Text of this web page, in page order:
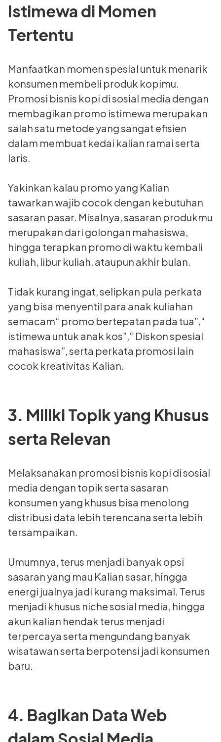
Istimewa di Momen
Tertentu
Manfaatkan momen spesial untuk menarik
konsumen membeli produk kopimu.
Promosi bisnis kopi di sosial media dengan
membagikan promo istimewa merupakan
salah satu metode yang sangat efisien
dalam membuat kedai kalian ramai serta
laris.
Yakinkan kalau promo yang Kalian
tawarkan wajib cocok dengan kebutuhan
sasaran pasar. Misalnya, sasaran produkmu
merupakan dari golongan mahasiswa,
hingga terapkan promo di waktu kembali
kuliah, libur kuliah, ataupun akhir bulan.
Tidak kurang ingat, selipkan pula perkata
yang bisa menyentil para anak kuliahan
semacam“ promo bertepatan pada tua”,“
istimewa untuk anak kos”,“ Diskon spesial
mahasiswa”, serta perkata promosi lain
cocok kreativitas Kalian.
3. Miliki Topik yang Khusus
serta Relevan
Melaksanakan promosi bisnis kopi di sosial
media dengan topik serta sasaran
konsumen yang khusus bisa menolong
distribusi data lebih terencana serta lebih
tersampaikan.
Umumnya, terus menjadi banyak opsi
sasaran yang mau Kalian sasar, hingga
energi jualnya jadi kurang maksimal. Terus
menjadi khusus niche sosial media, hingga
akun kalian hendak terus menjadi
terpercaya serta mengundang banyak
wisatawan serta berpotensi jadi konsumen
baru.
4. Bagikan Data Web